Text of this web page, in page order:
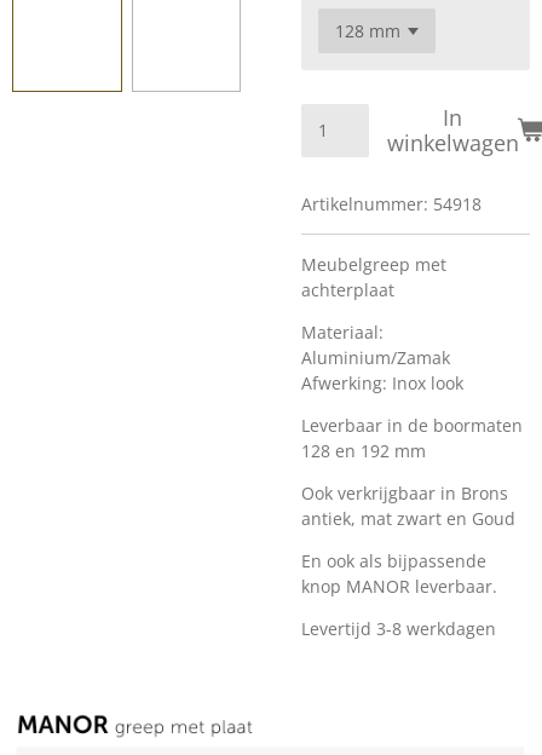
In
winkelwagen
Artikelnummer: 54918
Meubelgreep met
achterplaat
Materiaal:
Aluminium/Zamak
Afwerking: Inox look
Leverbaar in de boormaten
128 en 192 mm
Ook verkrijgbaar in Brons
antiek, mat zwart en Goud
En ook als bijpassende
knop MANOR leverbaar.
Levertijd 3-8 werkdagen